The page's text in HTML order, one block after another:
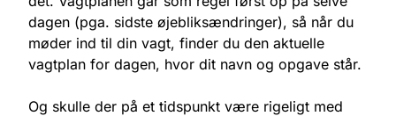
dagen (pga. sidste øjebliksændringer), så når du
møder ind til din vagt, finder du den aktuelle
vagtplan for dagen, hvor dit navn og opgave står.
Og skulle der på et tidspunkt være rigeligt med